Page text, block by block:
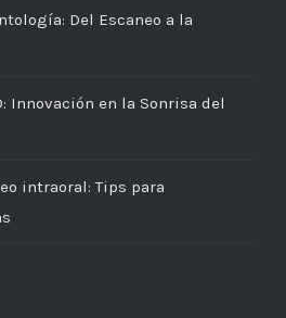
Del Escaneo a la
Innovación en la Sonrisa del
intraoral: Tips para